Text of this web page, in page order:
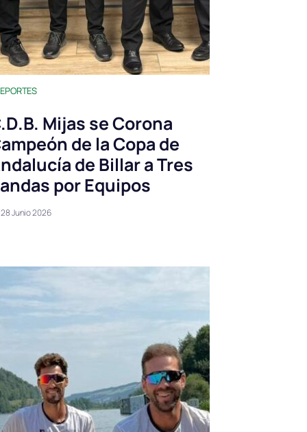
Mijas se Corona
de la Copa de
de Billar a Tres
por Equipos
28 Junio 2026